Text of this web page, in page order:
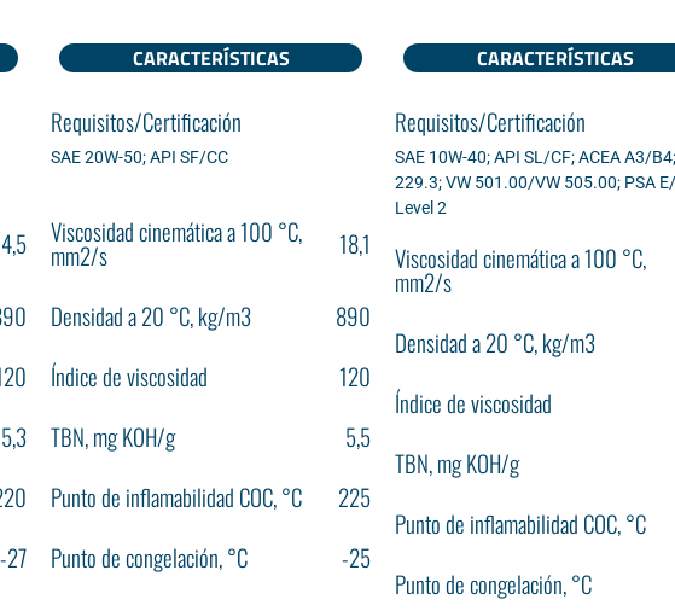
5,3
-27
CARACTERÍSTICAS
Requisitos/Certificación
SAE 20W-50; API SF/CC
Viscosidad cinemática a 100 °С,
mm2/s 18,1
Densidad a 20 °С, kg/m3
890
Índice de viscosidad
120
TBN, mg KOH/g
5,5
Punto de inflamabilidad COC, °С
225
Punto de congelación, °С
-25
CARACTERÍSTICAS
Requisitos/Certificación
SAE 10W-40; API SL/CF; ACEA A3/
229.3; VW 501.00/VW 505.00; PSA
Level 2
Viscosidad cinemática a 100 °С,
mm2/s
Densidad a 20 °С, kg/m3
Índice de viscosidad
TBN, mg KOH/g
Punto de inflamabilidad COC, °С
Punto de congelación, °С